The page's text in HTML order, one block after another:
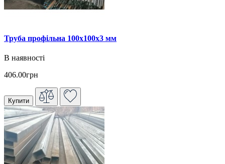
Труба профільна 100х100х3 мм
В наявності
406.00грн
Купити